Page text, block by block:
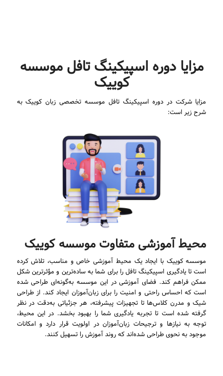
مزایا دوره اسپیکینگ تافل موسسه
کوییک
مزایا شرکت در دوره اسپیکینگ تافل موسسه تخصصی زبان کوییک به
شرح زیر است:
محیط آموزشی متفاوت موسسه کوییک
موسسه کوییک با ایجاد یک محیط آموزشی خاص و مناسب، تلاش کرده
است تا یادگیری اسپیکینگ تافل را برای شما به ساده‌ترین و مؤثرترین شکل
ممکن فراهم کند. فضای آموزشی در این موسسه به‌گونه‌ای طراحی شده
است که احساس راحتی و امنیت را برای زبان‌آموزان ایجاد کند. از طراحی
شیک و مدرن کلاس‌ها تا تجهیزات پیشرفته، هر جزئیاتی به‌دقت در نظر
گرفته شده است تا تجربه یادگیری شما را بهبود بخشد. در این محیط،
توجه به نیازها و ترجیحات زبان‌آموزان در اولویت قرار دارد و امکانات
موجود به نحوی طراحی شده‌اند که روند آموزش را تسهیل کنند.